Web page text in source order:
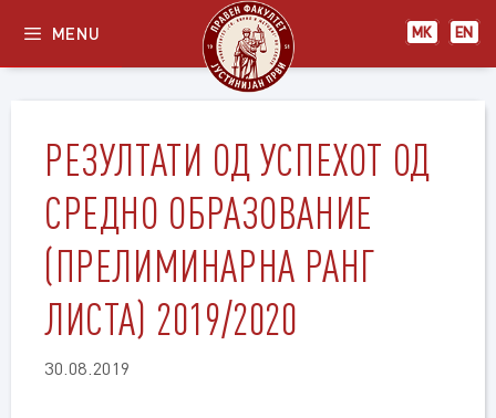
content
МК EN
MENU
РЕЗУЛТАТИ ОД УСПЕХОТ ОД
СРЕДНО ОБРАЗОВАНИЕ
(ПРЕЛИМИНАРНА РАНГ
ЛИСТА) 2019/2020
30.08.2019